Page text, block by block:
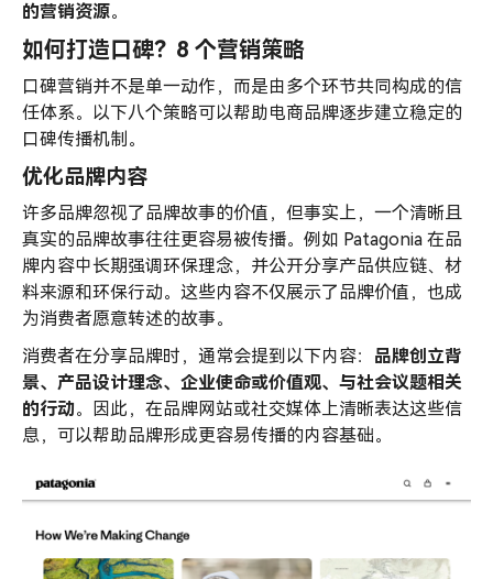
的营销资源。
如何打造口碑？8 个营销策略
口碑营销并不是单一动作，而是由多个环节共同构成的信
任体系。以下八个策略可以帮助电商品牌逐步建立稳定的
口碑传播机制。
优化品牌内容
许多品牌忽视了品牌故事的价值，但事实上，一个清晰且
真实的品牌故事往往更容易被传播。例如 Patagonia 在品
牌内容中长期强调环保理念，并公开分享产品供应链、材
料来源和环保行动。这些内容不仅展示了品牌价值，也成
为消费者愿意转述的故事。
消费者在分享品牌时，通常会提到以下内容： 品牌创立背
景、产品设计理念、企业使命或价值观、与社会议题相关
的行动。因此，在品牌网站或社交媒体上清晰表达这些信
息，可以帮助品牌形成更容易传播的内容基础。